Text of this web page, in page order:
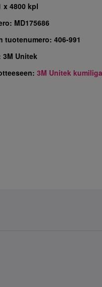
x 4800 kpl
MD175686
tuotenumero:406-991
3M Unitek
3M Unitek